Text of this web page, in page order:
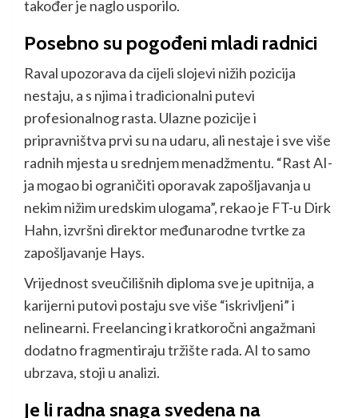
također je naglo usporilo.
Posebno su pogođeni mladi radnici
Raval upozorava da cijeli slojevi nižih pozicija
nestaju, a s njima i tradicionalni putevi
profesionalnog rasta. Ulazne pozicije i
pripravništva prvi su na udaru, ali nestaje i sve više
radnih mjesta u srednjem menadžmentu. “Rast AI-
ja mogao bi ograničiti oporavak zapošljavanja u
nekim nižim uredskim ulogama”, rekao je FT-u Dirk
Hahn, izvršni direktor međunarodne tvrtke za
zapošljavanje Hays.
Vrijednost sveučilišnih diploma sve je upitnija, a
karijerni putovi postaju sve više “iskrivljeni” i
nelinearni. Freelancing i kratkoročni angažmani
dodatno fragmentiraju tržište rada. AI to samo
ubrzava, stoji u analizi.
Je li radna snaga svedena na